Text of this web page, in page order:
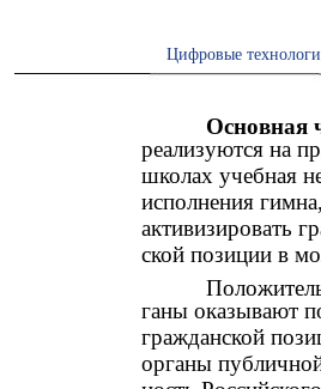
Цифровые
Основная
реализуются на
школах учебная
исполнения
активизировать
ской позиции в
ганы оказывают
гражданской
органы